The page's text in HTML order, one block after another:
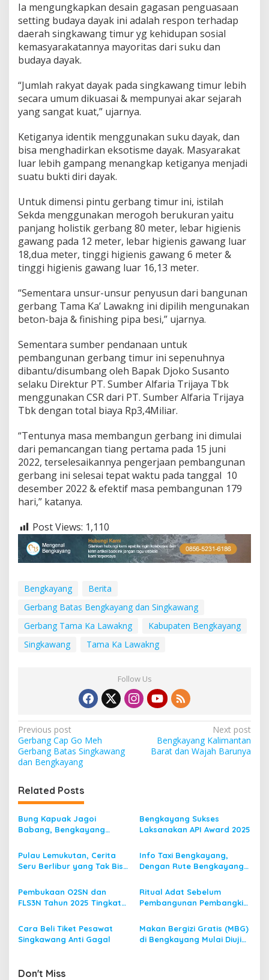
Ia mengungkapkan desain gagasan penguasaan
setting budaya dayak ini adalah respon terhadap
daerah singkawang timur yg kehidupan sosial
kemasyarakatannya mayoritas dari suku dan
budaya dayak.
“Jumlah rakyat dayak pada singkawang timur lebih
secara umum dikuasai & mempunyai akar sejarah
yang sangat kuat,” ujarnya.
Ketiganya identik menggunakan suku dayak, dan
bisa menghadirkan eksotisme dayak. Masyarakat
luar lebih gampang menangkap ketiganya menjadi
suatu bukti diri dayak.
Untuk dimensi pintu gerbang timur ini, istilah
Sekda menggunakan merogoh berukuran yaitu
panjang holistik gerbang 80 meter, lebar higienis
gawang pada 12 meter, lebar higienis gawang luar
18,dua meter, tinggi higienis gawang 6 meter &
tinggi higienis gawang luar 16,13 meter.
“Sementara unsur-unsur penyusun dari bangunan
gerbang Tama Ka’ Lawakng ini dipilih mengunakan
beton-baja & finishing pipa besi,” ujarnya.
Sementara sumber pendanaan untuk
pembangunan gerbang timur ini sepenuhnya
dibantu/disumbang oleh Bapak Djoko Susanto
selaku Direktur PT. Sumber Alfaria Trijaya Tbk
menggunakan CSR dari PT. Sumber Alfaria Trijaya
Tbk dengan total biaya Rp3,4Miliar.
“Tentunya masa membangun gerbang ini dimulai
dari pemancangan tiang pertama pada 15 juni
2022, terselesaikannya pengerjaan pembangunan
gerbang ini selesai tepat waktu pada tanggal 10
desember 2022 & efektif masa pembangunan 179
hari,” katanya.
Post Views: 1,110
Bengkayang
Berita
Gerbang Batas Bengkayang dan Singkawang
Gerbang Tama Ka Lawakng
Kabupaten Bengkayang
Singkawang
Tama Ka Lawakng
Follow Us
P
o
s
t
n
a
v
i
g
t
o
Previous post
Gerbang Cap Go Meh
Gerbang Batas Singkawang
dan Bengkayang
Next post
Bengkayang Kalimantan
Barat dan Wajah Barunya
Related Posts
Bung Kapuak Jagoi
Babang, Bengkayang
Bengkayang Sukses
Laksanakan API Award 2025
Pulau Lemukutan, Cerita
Seru Berlibur yang Tak Bisa
Info Taxi Bengkayang,
Dengan Rute Bengkayang
Pembukaan O2SN dan
FLS3N Tahun 2025 Tingkat
Bengkayang
Ritual Adat Sebelum
Pembangunan Pembangkit
(PLTMH)
Cara Beli Tiket Pesawat
Singkawang Anti Gagal
Makan Bergizi Gratis (MBG)
di Bengkayang Mulai Diuji
Don't Miss